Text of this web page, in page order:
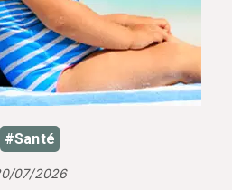
#Santé
07/2026